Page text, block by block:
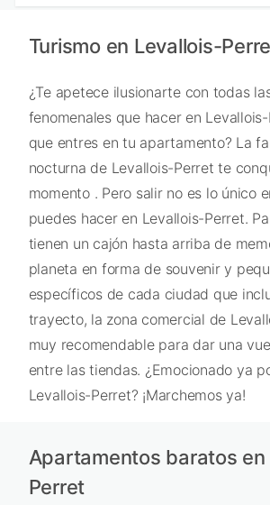
Turismo en Levallois-
¿Te apetece ilusionarte con todas
fenomenales que hacer en
que entres en tu apartamento? La
nocturna de Levallois-Perret te
momento . Pero salir no es lo único
puedes hacer en Levallois-Perret.
tienen un cajón hasta arriba de
planeta en forma de souvenir y
específicos de cada ciudad que
trayecto, la zona comercial de
muy recomendable para dar una
entre las tiendas. ¿Emocionado ya
Levallois-Perret? ¡Marchemos ya!
Apartamentos baratos en
Perret